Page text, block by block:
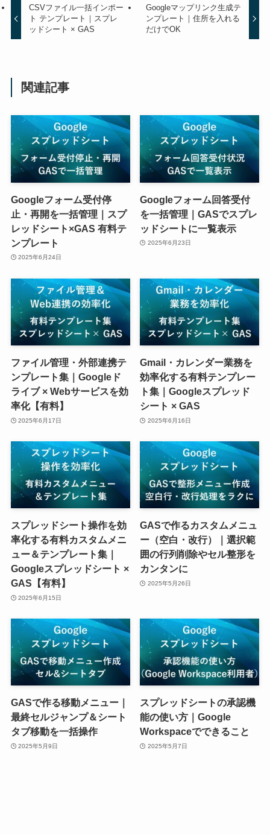
CSVファイル一括インポー
ト テンプレート｜スプレ
ッドシート × GAS
Googleマップリンク生成テ
ンプレート｜住所を入れる
だけでOK
関連記事
Googleフォーム受付停
止・再開を一括管理｜スプ
レッドシート×GAS 有料テ
ンプレート
2025年6月24日
Googleフォーム回答受付
を一括管理｜GASでスプレ
ッドシートに一覧表示
2025年6月23日
ファイル管理・外部連携テ
ンプレート集｜Googleド
ライブ × Webサービスを効
率化【有料】
2025年6月17日
Gmail・カレンダー業務を
効率化する有料テンプレー
ト集｜Googleスプレッド
シート × GAS
2025年6月16日
スプレッドシート操作を効
率化する有料カスタムメニ
ュー＆テンプレート集｜
Googleスプレッドシート ×
GAS【有料】
2025年6月15日
GASで作るカスタムメニュ
ー（空白・改行）｜選択範
囲の行列削除やセル整形を
カンタンに
2025年5月26日
GASで作る移動メニュー｜
最終セルジャンプ＆シート
タブ移動を一括操作
2025年5月9日
スプレッドシートの承認機
能の使い方｜Google
Workspaceでできること
2025年5月7日